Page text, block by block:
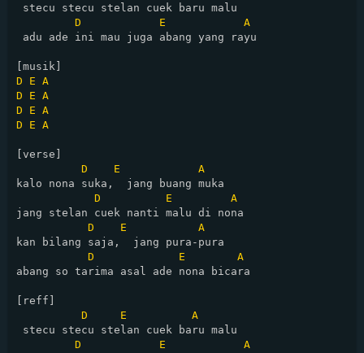
stecu stecu stelan cuek baru malu
D
E
A
adu ade ini mau juga abang yang rayu
D
E A
D
E A
D
E A
D
E A
[verse]
D
E
A
kalo nona suka,  jang buang muka
D
E
A
jang stelan cuek nanti malu di nona
D
E
A
kan bilang saja,  jang pura-pura
D
E
A
abang so tarima asal ade nona bicara
[reff]
D
E
A
stecu stecu stelan cuek baru malu
D
E
A